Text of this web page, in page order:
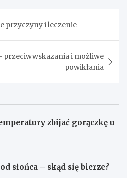
przyczyny i leczenie
przeciwwskazania i możliwe
powikłania
zbijać gorączkę u
słońca – skąd się bierze?